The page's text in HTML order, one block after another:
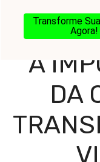
Transforme
Agora!
da Oração:
Relacionamentos com
A
DA